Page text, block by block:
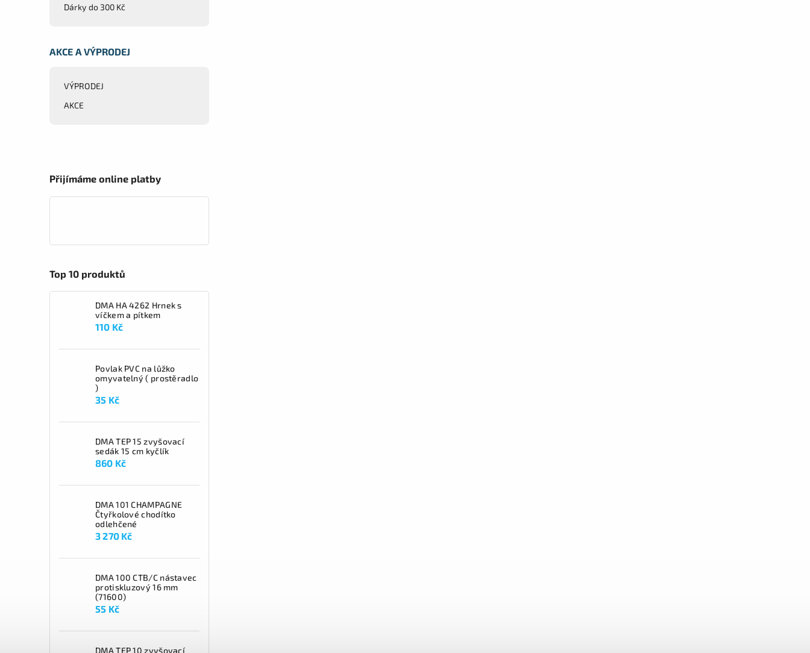
Dárky do 300 Kč
AKCE A VÝPRODEJ
VÝPRODEJ
AKCE
Přijímáme online platby
Top 10 produktů
DMA HA 4262 Hrnek s
víčkem a pítkem
110 Kč
Povlak PVC na lůžko
omyvatelný ( prostěradlo
)
35 Kč
DMA TEP 15 zvyšovací
sedák 15 cm kyčlík
860 Kč
DMA 101 CHAMPAGNE
Čtyřkolové chodítko
odlehčené
3 270 Kč
DMA 100 CTB/C nástavec
protiskluzový 16 mm
(71600)
55 Kč
DMA TEP 10 zvyšovací